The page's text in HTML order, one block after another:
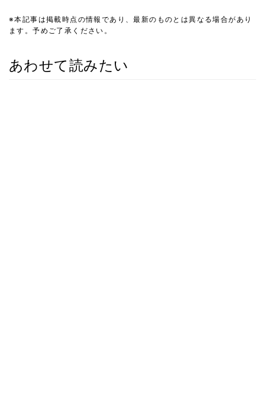
※本記事は掲載時点の情報であり、最新のものとは異なる場合があり
ます。予めご了承ください。
あわせて読みたい